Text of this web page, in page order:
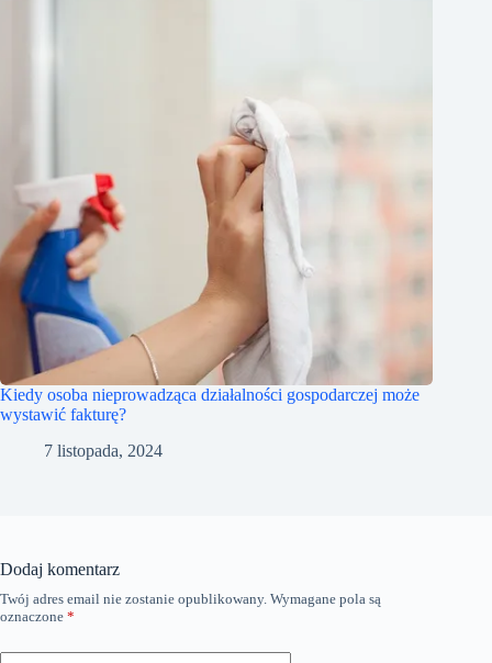
Kiedy osoba nieprowadząca działalności gospodarczej może
wystawić fakturę?
7 listopada, 2024
Dodaj komentarz
Twój adres email nie zostanie opublikowany. Wymagane pola są
oznaczone *